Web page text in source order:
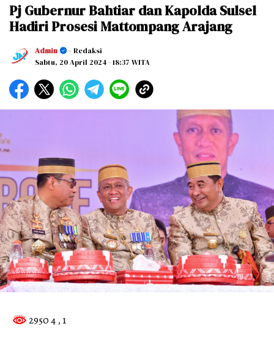
Pj Gubernur Bahtiar dan Kapolda Sulsel
Hadiri Prosesi Mattompang Arajang
Admin
- Redaksi
Sabtu, 20 April 2024- 18:37 WITA
2950 4 , 1